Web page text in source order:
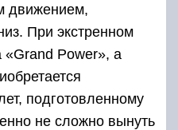
движением,
При экстренном
Power», а
подготовленному
не сложно вынуть